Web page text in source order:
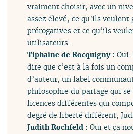
vraiment choisir, avec un
assez élevé, ce qu’ils veulent
prérogatives et ce qu’ils
utilisateurs.
Tiphaine de Rocquigny :Oui.
dire que c’est à la fois un
d’auteur, un label
philosophie du partage qui se
licences différentes qui
degré de liberté différent,
Judith Rochfeld :Oui et ça